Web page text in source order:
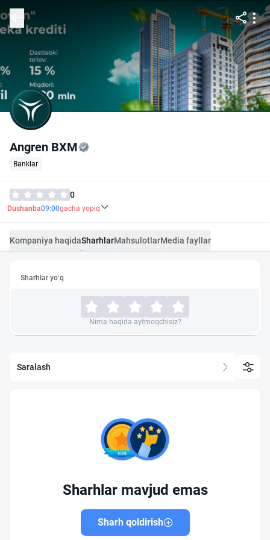
Angren BXM
Banklar
0
Dushanba09:00gacha yopiq
Kompaniya haqidaSharhlarMahsulotlarMedia fayllar
Sharhlar yo‘q
Nima haqida aytmoqchisiz?
Saralash
Sharhlar mavjud emas
Sharh qoldirish